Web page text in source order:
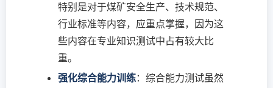
特别是对于煤矿安全生产、技术规范、
行业标准等内容，应重点掌握，因为这
些内容在专业知识测试中占有较大比
重。
强化综合能力训练：综合能力测试虽然